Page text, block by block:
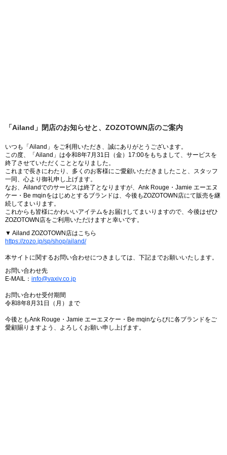
「Ailand」閉店のお知らせと、ZOZOTOWN店のご案内
いつも「Ailand」をご利用いただき、誠にありがとうございます。
この度、「Ailand」は令和8年7月31日（金）17:00をもちまして、サービスを
終了させていただくこととなりました。
これまで長きにわたり、多くのお客様にご愛顧いただきましたこと、スタッフ
一同、心より御礼申し上げます。
なお、Ailandでのサービスは終了となりますが、Ank Rouge・Jamie エーエヌ
ケー・Be mqinをはじめとするブランドは、今後もZOZOTOWN店にて販売を継
続してまいります。
これからも皆様にかわいいアイテムをお届けしてまいりますので、今後はぜひ
ZOZOTOWN店をご利用いただけますと幸いです。
▼ Ailand ZOZOTOWN店はこちら
https://zozo.jp/sp/shop/ailand/
本サイトに関するお問い合わせにつきましては、下記までお願いいたします。
お問い合わせ先
E-MAIL： info@vaxiv.co.jp
お問い合わせ受付期間
令和8年8月31日（月）まで
今後ともAnk Rouge・Jamie エーエヌケー・Be mqinならびに各ブランドをご
愛顧賜りますよう、よろしくお願い申し上げます。